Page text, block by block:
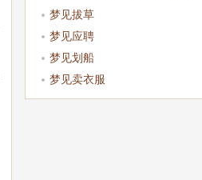
梦见拔草
梦见应聘
梦见划船
梦见卖衣服